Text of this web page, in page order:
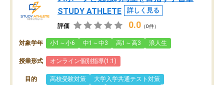
STUDY ATHLETE
詳しく見る
評価 0.0 （0件）
対象学年 小1～小6 中1～中3 高1～高3 浪人生
授業形式 オンライン個別指導(1:1)
目的 高校受験対策
大学入学共通テスト対策